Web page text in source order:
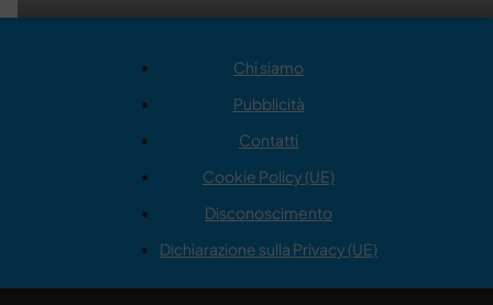
Chi siamo
Pubblicità
Contatti
Cookie Policy (UE)
Disconoscimento
Dichiarazione sulla Privacy (UE)